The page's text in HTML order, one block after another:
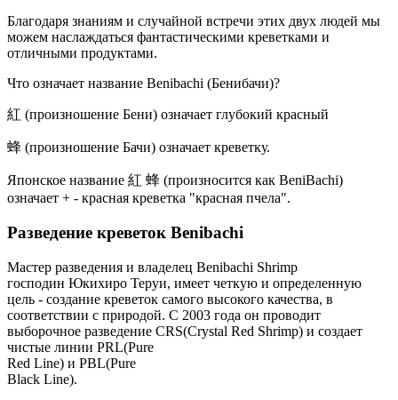
Благодаря знаниям и случайной встречи этих двух людей мы
можем наслаждаться фантастическими креветками и
отличными продуктами.
Что означает название Benibachi (Бенибачи)?
紅 (произношение Бени) означает глубокий красный
蜂 (произношение Бачи) означает креветку.
Японское название 紅 蜂 (произносится как BeniBachi)
означает + - красная креветка "красная пчела".
Разведение креветок Benibachi
Мастер разведения и владелец Benibachi Shrimp
господин Юкихиро Теруи, имеет четкую и определенную
цель - создание креветок самого высокого качества, в
соответствии с природой. С 2003 года он проводит
выборочное разведение CRS(Crystal Red Shrimp) и создает
чистые линии PRL(Pure
Red Line) и PBL(Pure
Black Line).